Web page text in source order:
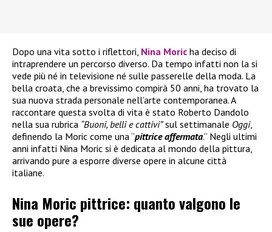
Dopo una vita sotto i riflettori, Nina Moric ha deciso di
intraprendere un percorso diverso. Da tempo infatti non la si
vede più né in televisione né sulle passerelle della moda. La
bella croata, che a brevissimo compirà 50 anni, ha trovato la
sua nuova strada personale nell’arte contemporanea. A
raccontare questa svolta di vita è stato Roberto Dandolo
nella sua rubrica “Buoni, belli e cattivi”sul settimanale Oggi,
definendo la Moric come una “pittrice affermata.” Negli ultimi
anni infatti Nina Moric si è dedicata al mondo della pittura,
arrivando pure a esporre diverse opere in alcune città
italiane.
Nina Moric pittrice: quanto valgono le
sue opere?